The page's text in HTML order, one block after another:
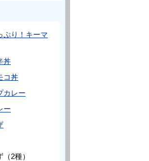
ぷり！キーマ
丼
コ丼
カレー
ー
2種）